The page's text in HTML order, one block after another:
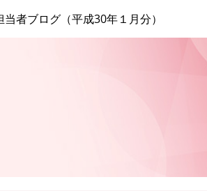
者ブログ（平成30年１月分）